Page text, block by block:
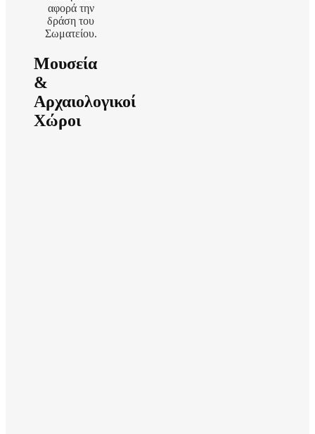
αφορά την
δράση του
Σωματείου.
Μουσεία
&
Αρχαιολογικοί
Χώροι